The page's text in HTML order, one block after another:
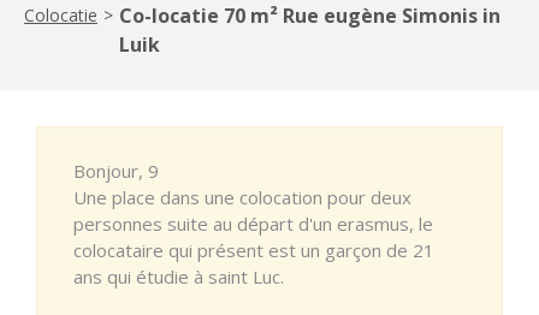
Colocatie > Co-locatie 70 m² Rue eugène Simonis in
Luik
Bonjour, 9
Une place dans une colocation pour deux
personnes suite au départ d'un erasmus, le
colocataire qui présent est un garçon de 21
ans qui étudie à saint Luc.